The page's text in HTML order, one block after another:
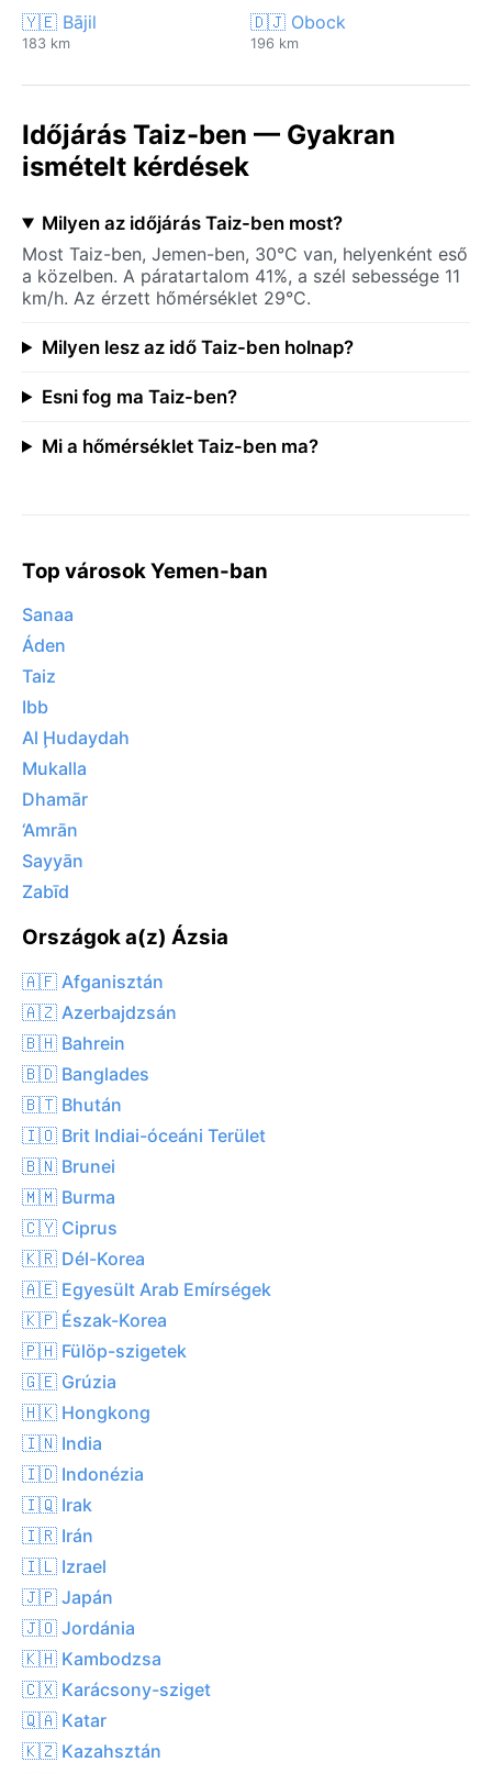
🇾🇪 Bājil
183 km
🇩🇯 Obock
196 km
Időjárás Taiz-ben — Gyakran
ismételt kérdések
Milyen az időjárás Taiz-ben most?
Most Taiz-ben, Jemen-ben, 30°C van, helyenként eső
a közelben. A páratartalom 41%, a szél sebessége 11
km/h. Az érzett hőmérséklet 29°C.
Milyen lesz az idő Taiz-ben holnap?
Esni fog ma Taiz-ben?
Mi a hőmérséklet Taiz-ben ma?
Top városok Yemen-ban
Sanaa
Áden
Taiz
Ibb
Al Ḩudaydah
Mukalla
Dhamār
‘Amrān
Sayyān
Zabīd
Országok a(z) Ázsia
🇦🇫 Afganisztán
🇦🇿 Azerbajdzsán
🇧🇭 Bahrein
🇧🇩 Banglades
🇧🇹 Bhután
🇮🇴 Brit Indiai-óceáni Terület
🇧🇳 Brunei
🇲🇲 Burma
🇨🇾 Ciprus
🇰🇷 Dél-Korea
🇦🇪 Egyesült Arab Emírségek
🇰🇵 Észak-Korea
🇵🇭 Fülöp-szigetek
🇬🇪 Grúzia
🇭🇰 Hongkong
🇮🇳 India
🇮🇩 Indonézia
🇮🇶 Irak
🇮🇷 Irán
🇮🇱 Izrael
🇯🇵 Japán
🇯🇴 Jordánia
🇰🇭 Kambodzsa
🇨🇽 Karácsony-sziget
🇶🇦 Katar
🇰🇿 Kazahsztán